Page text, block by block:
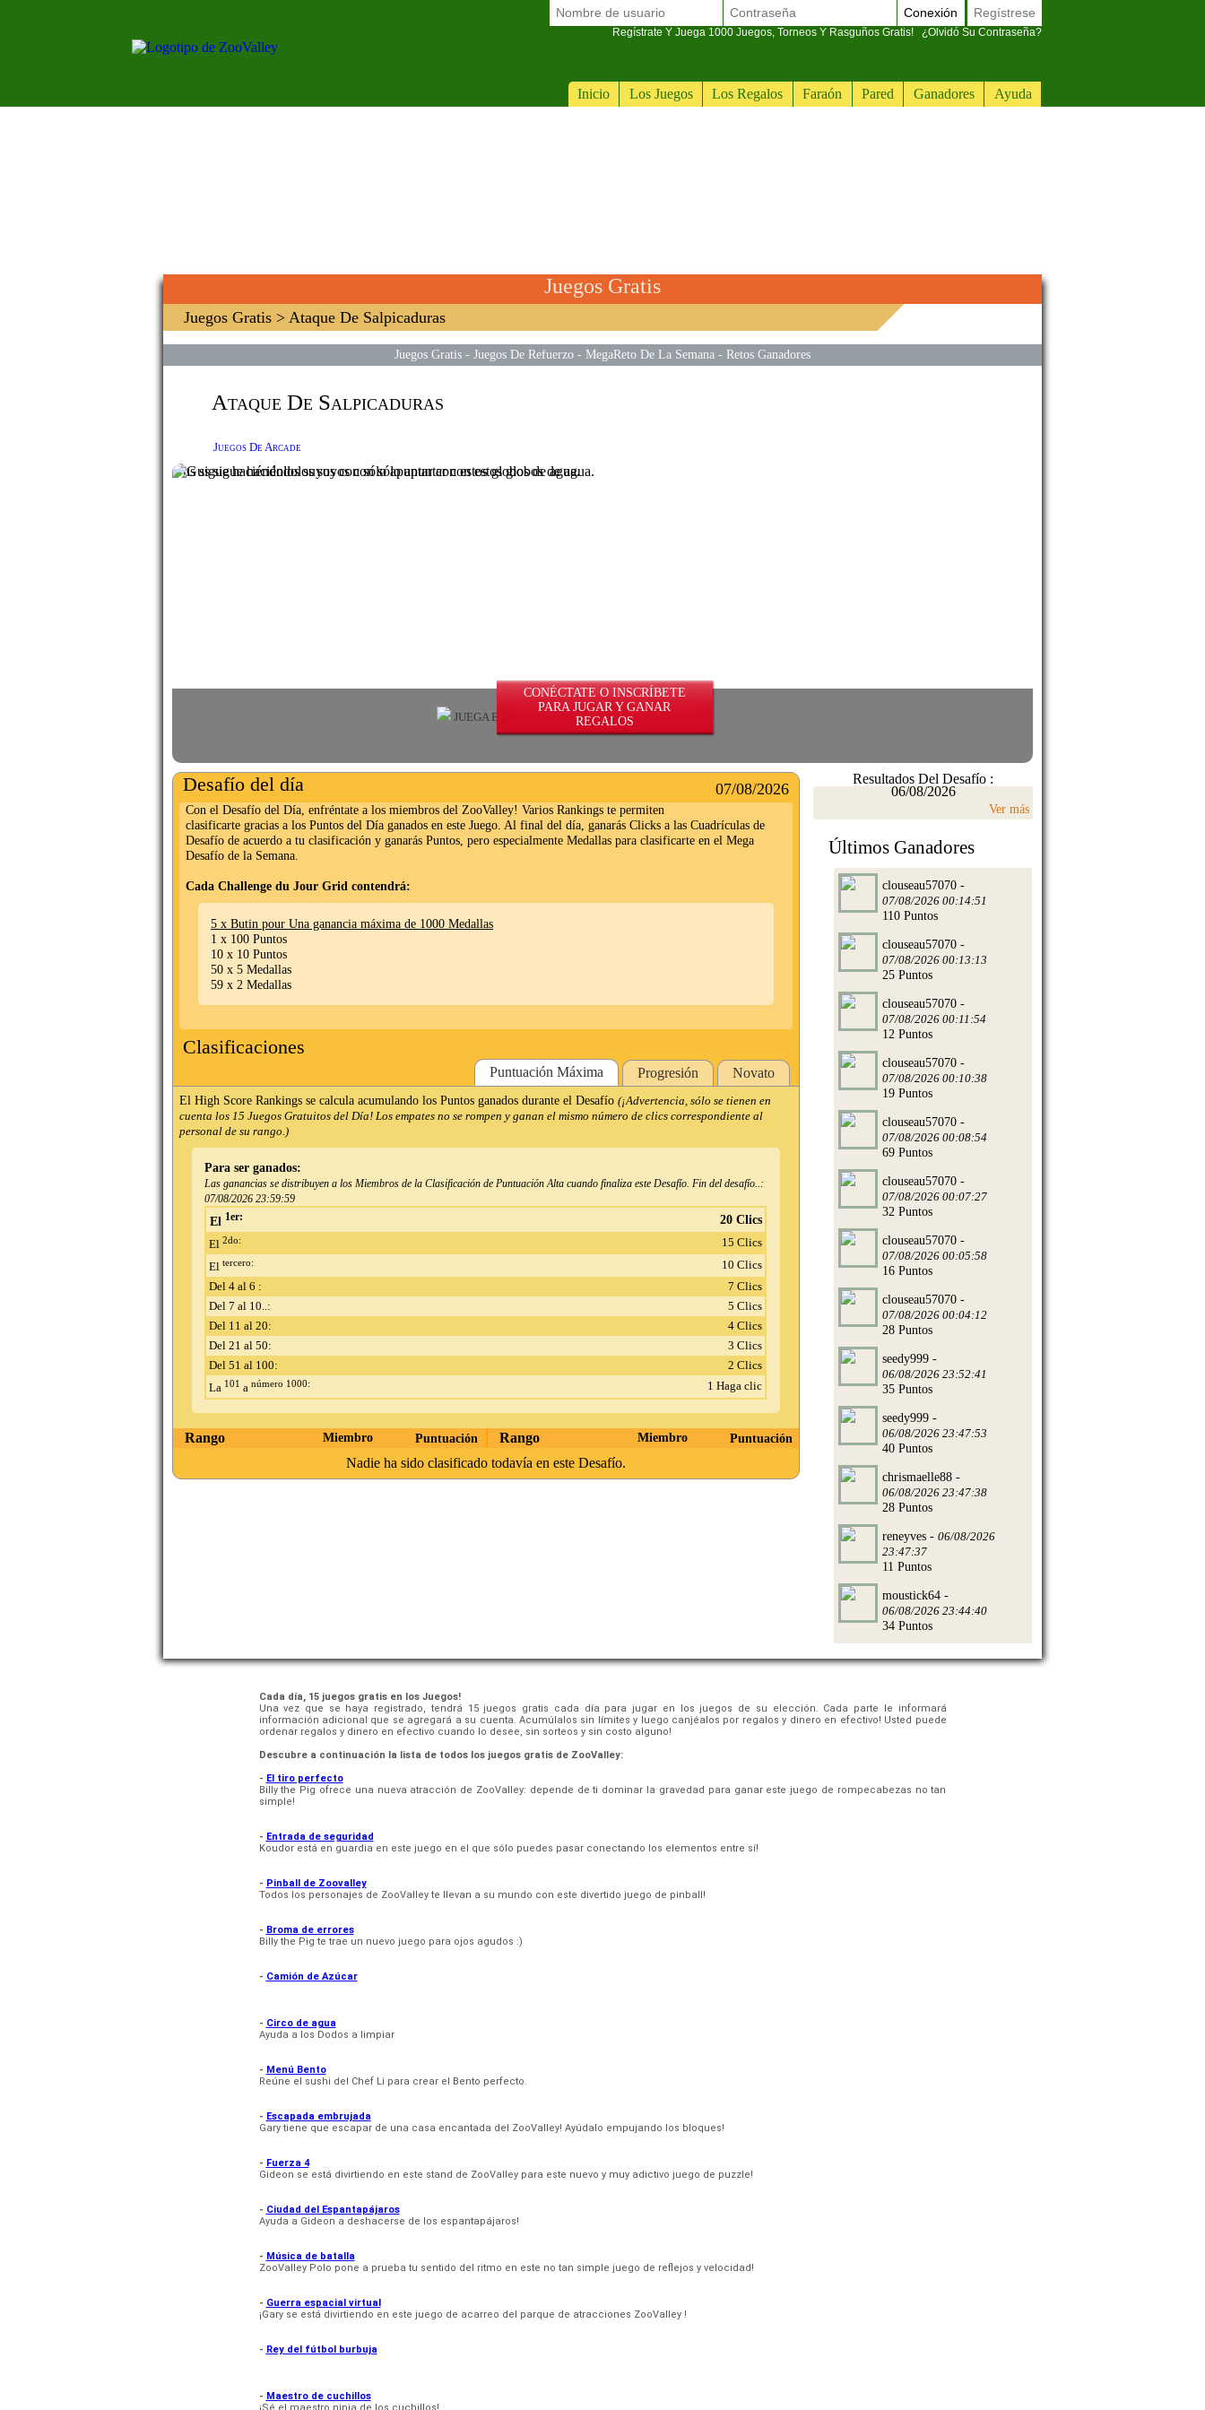
Inicio Los Juegos Los Regalos Faraón Pared Ganadores Ayuda
Conexión Regístrese
Regístrate Y Juega 1000 Juegos, Torneos Y Rasguños Gratis! ¿Olvidó Su Contraseña?
Juegos Gratis
Juegos Gratis > Ataque De Salpicaduras
Juegos Gratis - Juegos De Refuerzo - MegaReto De La Semana - Retos Ganadores
Ataque De Salpicaduras
Juegos De Arcade
JUEGA EN ILIMITADO
CONÉCTATE O INSCRÍBETE
PARA JUGAR Y GANAR
REGALOS
Gus sigue haciéndolos suyos con sólo apuntar con estos globos de agua.
Desafío del día 07/08/2026
Con el Desafío del Día, enfréntate a los miembros del ZooValley! Varios Rankings te permiten
clasificarte gracias a los Puntos del Día ganados en este Juego. Al final del día, ganarás Clicks a las Cuadrículas de
Desafío de acuerdo a tu clasificación y ganarás Puntos, pero especialmente Medallas para clasificarte en el Mega
Desafío de la Semana.
Cada Challenge du Jour Grid contendrá:
5 x Butin pour Una ganancia máxima de 1000 Medallas
1 x 100 Puntos
10 x 10 Puntos
50 x 5 Medallas
59 x 2 Medallas
Clasificaciones
Puntuación Máxima Progresión Novato
El High Score Rankings se calcula acumulando los Puntos ganados durante el Desafío(¡Advertencia, sólo se tienen en
cuenta los 15 Juegos Gratuitos del Día! Los empates no se rompen y ganan el mismo número de clics correspondiente al
personal de su rango.)
Para ser ganados:
Las ganancias se distribuyen a los Miembros de la Clasificación de Puntuación Alta cuando finaliza este Desafío. Fin del desafío..:
07/08/2026 23:59:59
El 1er: 20 Clics
El2do:
15 Clics
Eltercero:
10 Clics
Del 4 al 6 :
7 Clics
Del 7 al 10..:
5 Clics
Del 11 al 20:
4 Clics
Del 21 al 50:
3 Clics
Del 51 al 100:
2 Clics
La 101 anúmero 1000: 1 Haga clic
Rango Miembro Puntuación Rango Miembro Puntuación
Nadie ha sido clasificado todavía en este Desafío.
Resultados Del Desafío :
06/08/2026
Ver más
Últimos Ganadores
clouseau57070 -
07/08/2026 00:14:51
110 Puntos
clouseau57070 -
07/08/2026 00:13:13
25 Puntos
clouseau57070 -
07/08/2026 00:11:54
12 Puntos
clouseau57070 -
07/08/2026 00:10:38
19 Puntos
clouseau57070 -
07/08/2026 00:08:54
69 Puntos
clouseau57070 -
07/08/2026 00:07:27
32 Puntos
clouseau57070 -
07/08/2026 00:05:58
16 Puntos
clouseau57070 -
07/08/2026 00:04:12
28 Puntos
seedy999 -
06/08/2026 23:52:41
35 Puntos
seedy999 -
06/08/2026 23:47:53
40 Puntos
chrismaelle88 -
06/08/2026 23:47:38
28 Puntos
reneyves - 06/08/2026
23:47:37
11 Puntos
moustick64 -
06/08/2026 23:44:40
34 Puntos
Cada día, 15 juegos gratis en los Juegos!
Una vez que se haya registrado, tendrá 15 juegos gratis cada día para jugar en los juegos de su elección. Cada parte le informará
información adicional que se agregará a su cuenta. Acumúlalos sin límites y luego canjéalos por regalos y dinero en efectivo! Usted puede
ordenar regalos y dinero en efectivo cuando lo desee, sin sorteos y sin costo alguno!
Descubre a continuación la lista de todos los juegos gratis de ZooValley:
- El tiro perfecto
Billy the Pig ofrece una nueva atracción de ZooValley: depende de ti dominar la gravedad para ganar este juego de rompecabezas no tan
simple!
- Entrada de seguridad
Koudor está en guardia en este juego en el que sólo puedes pasar conectando los elementos entre sí!
- Pinball de Zoovalley
Todos los personajes de ZooValley te llevan a su mundo con este divertido juego de pinball!
- Broma de errores
Billy the Pig te trae un nuevo juego para ojos agudos :)
- Camión de Azúcar
- Circo de agua
Ayuda a los Dodos a limpiar
- Menú Bento
Reúne el sushi del Chef Li para crear el Bento perfecto.
- Escapada embrujada
Gary tiene que escapar de una casa encantada del ZooValley! Ayúdalo empujando los bloques!
- Fuerza 4
Gideon se está divirtiendo en este stand de ZooValley para este nuevo y muy adictivo juego de puzzle!
- Ciudad del Espantapájaros
Ayuda a Gideon a deshacerse de los espantapájaros!
- Música de batalla
ZooValley Polo pone a prueba tu sentido del ritmo en este no tan simple juego de reflejos y velocidad!
- Guerra espacial virtual
¡Gary se está divirtiendo en este juego de acarreo del parque de atracciones ZooValley !
- Rey del fútbol burbuja
- Maestro de cuchillos